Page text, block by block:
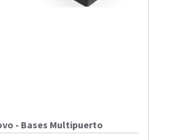
- Bases Multipuerto